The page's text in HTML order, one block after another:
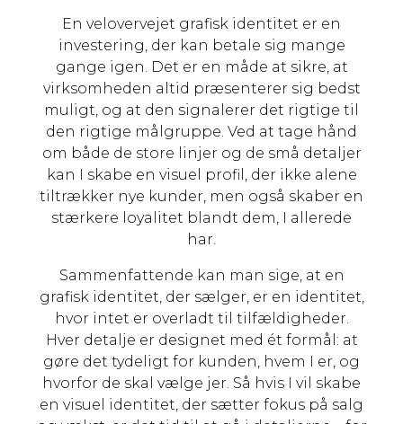
En velovervejet grafisk identitet er en
investering, der kan betale sig mange
gange igen. Det er en måde at sikre, at
virksomheden altid præsenterer sig bedst
muligt, og at den signalerer det rigtige til
den rigtige målgruppe. Ved at tage hånd
om både de store linjer og de små detaljer
kan I skabe en visuel profil, der ikke alene
tiltrækker nye kunder, men også skaber en
stærkere loyalitet blandt dem, I allerede
har.
Sammenfattende kan man sige, at en
grafisk identitet, der sælger, er en identitet,
hvor intet er overladt til tilfældigheder.
Hver detalje er designet med ét formål: at
gøre det tydeligt for kunden, hvem I er, og
hvorfor de skal vælge jer. Så hvis I vil skabe
en visuel identitet, der sætter fokus på salg